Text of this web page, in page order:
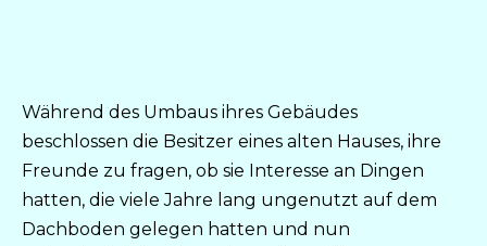
Während des Umbaus ihres Gebäudes
beschlossen die Besitzer eines alten Hauses, ihre
Freunde zu fragen, ob sie Interesse an Dingen
hatten, die viele Jahre lang ungenutzt auf dem
Dachboden gelegen hatten und nun